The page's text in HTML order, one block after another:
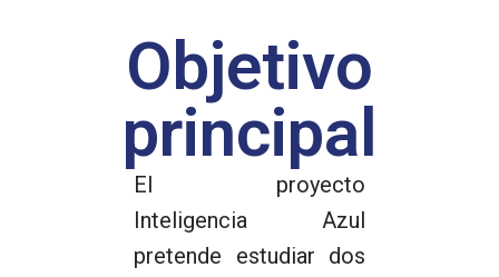
Objetivo
principal
El proyecto
Inteligencia Azul
pretende estudiar dos